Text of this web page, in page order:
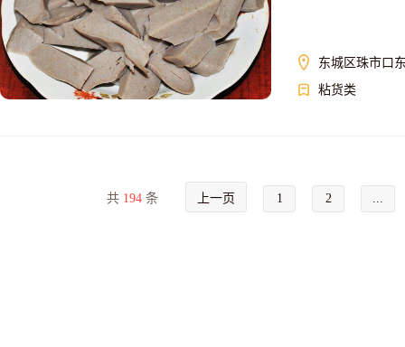
东城区珠市口
粘货类
共 194 条 上一页 1 2 ...